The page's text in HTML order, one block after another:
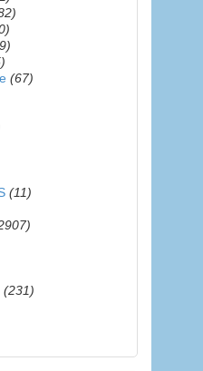
(67)
(11)
(231)